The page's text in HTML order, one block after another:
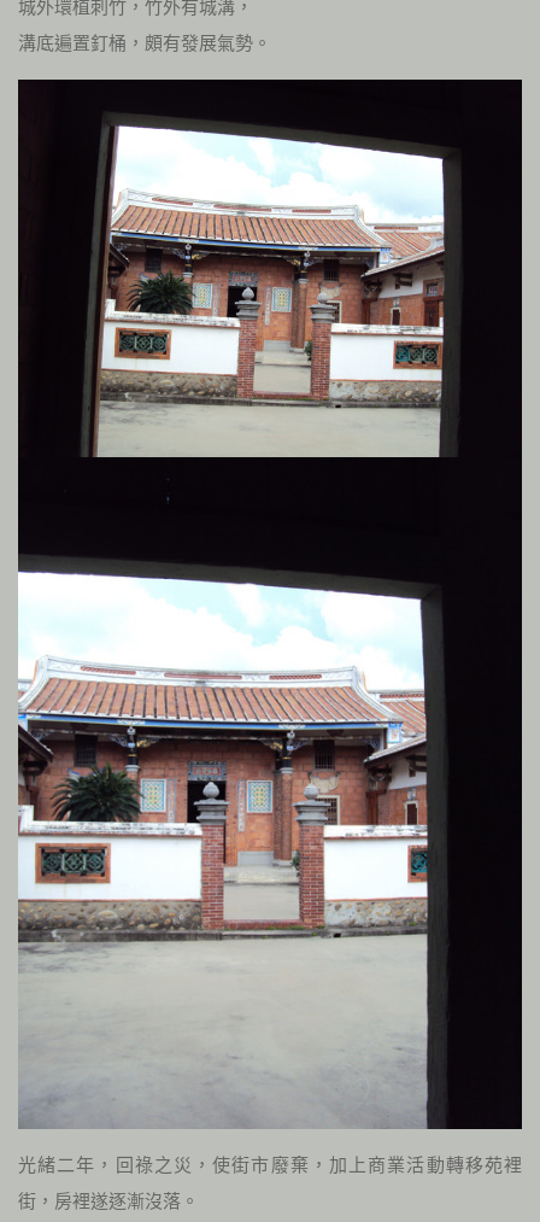
城外環植刺竹，竹外有城溝，
溝底遍置釘桶，頗有發展氣勢。
光緒二年，回祿之災，使街市廢棄，加上商業活動轉移苑裡
街，房裡遂逐漸沒落。